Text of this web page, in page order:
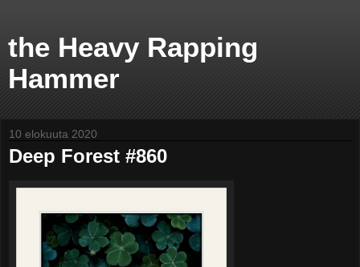
the Heavy Rapping
Hammer
10 elokuuta 2020
Deep Forest #860